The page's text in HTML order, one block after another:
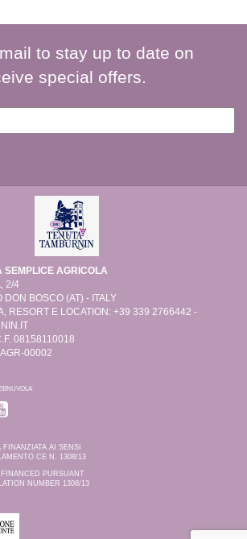
to stay up to date on
special offers.
SEMPLICE AGRICOLA
2/4
BOSCO (AT) - ITALY
RESORT E LOCATION: +39 339 2766442 -
08158110018
00002
FINANZIATA AI SENSI
CE N. 1308/13
PURSUANT
NUMBER 1308/13